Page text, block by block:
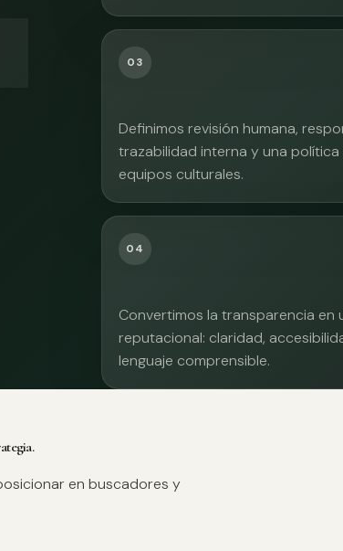
03
Definimos revisión humana,
trazabilidad interna y una
equipos culturales.
04
Convertimos la transparencia en
reputacional: claridad,
lenguaje comprensible.
en buscadores y